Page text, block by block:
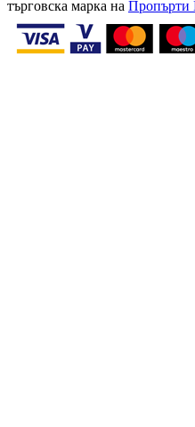
търговска марка на